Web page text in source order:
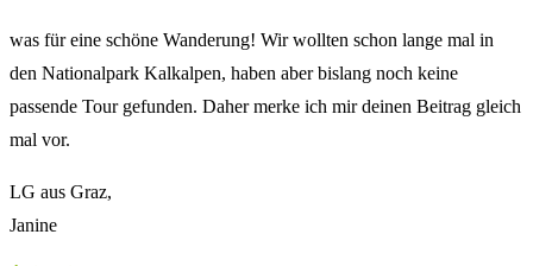
was für eine schöne Wanderung! Wir wollten schon lange mal in
den Nationalpark Kalkalpen, haben aber bislang noch keine
passende Tour gefunden. Daher merke ich mir deinen Beitrag gleich
mal vor.
LG aus Graz,
Janine